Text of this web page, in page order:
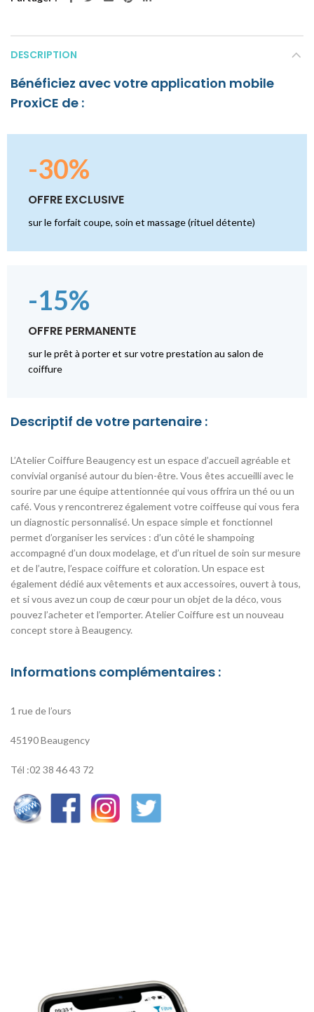
DESCRIPTION
Bénéficiez avec votre application mobile
ProxiCE de :
-30%
OFFRE EXCLUSIVE
sur le forfait coupe, soin et massage (rituel détente)
-15%
OFFRE PERMANENTE
sur le prêt à porter et sur votre prestation au salon de
coiffure
Descriptif de votre partenaire :
L’Atelier Coiffure Beaugency est un espace d’accueil agréable et
convivial organisé autour du bien-être. Vous êtes accueilli avec le
sourire par une équipe attentionnée qui vous offrira un thé ou un
café. Vous y rencontrerez également votre coiffeuse qui vous fera
un diagnostic personnalisé. Un espace simple et fonctionnel
permet d’organiser les services : d’un côté le shampoing
accompagné d’un doux modelage, et d’un rituel de soin sur mesure
et de l’autre, l’espace coiffure et coloration. Un espace est
également dédié aux vêtements et aux accessoires, ouvert à tous,
et si vous avez un coup de cœur pour un objet de la déco, vous
pouvez l’acheter et l’emporter. Atelier Coiffure est un nouveau
concept store à Beaugency.
Informations complémentaires :
1 rue de l’ours
45190 Beaugency
Tél :02 38 46 43 72